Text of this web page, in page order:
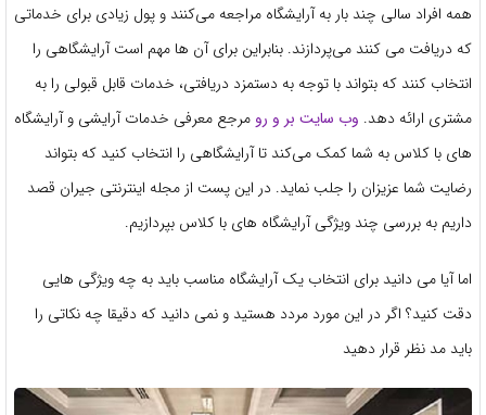
همه افراد سالی چند بار به آرایشگاه مراجعه می‌کنند و پول زیادی برای خدماتی
که دریافت می کنند می‌پردازند. بنابراین برای آن ها مهم است آرایشگاهی را
انتخاب کنند که بتواند با توجه به دستمزد دریافتی،‌ خدمات قابل قبولی را به
مشتری ارائه دهد. وب سایت بر و رو مرجع معرفی خدمات آرایشی و آرایشگاه
های با کلاس به شما کمک می‌کند تا آرایشگاهی را انتخاب کنید که بتواند
رضایت شما عزیزان را جلب نماید. در این پست از مجله اینترنتی جیران قصد
داریم به بررسی چند ویژگی آرایشگاه های با کلاس بپردازیم.
اما آیا می دانید برای انتخاب یک آرایشگاه مناسب باید به چه ویژگی هایی
دقت کنید؟ اگر در این مورد مردد هستید و نمی دانید که دقیقا چه نکاتی را
باید مد نظر قرار دهید